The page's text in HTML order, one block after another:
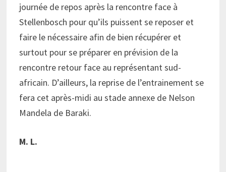
journée de repos après la rencontre face à
Stellenbosch pour qu’ils puissent se reposer et
faire le nécessaire afin de bien récupérer et
surtout pour se préparer en prévision de la
rencontre retour face au représentant sud-
africain. D’ailleurs, la reprise de l’entrainement se
fera cet après-midi au stade annexe de Nelson
Mandela de Baraki.
M. L.